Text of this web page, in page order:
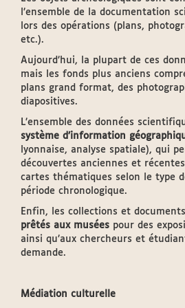
l’ensemble de la documentation
lors des opérations (plans,
etc.).
Aujourd’hui, la plupart de ces
mais les fonds plus anciens
plans grand format, des
diapositives.
L’ensemble des données
système d’information
lyonnaise, analyse spatiale), qui
découvertes anciennes et
cartes thématiques selon le type
période chronologique.
Enfin, les collections et
prêtés aux musées pour des
ainsi qu’aux chercheurs et
demande.
Médiation culturelle